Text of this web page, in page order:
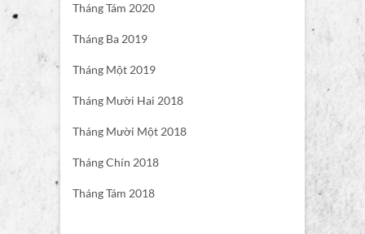
Tháng Tám 2020
Tháng Ba 2019
Tháng Một 2019
Tháng Mười Hai 2018
Tháng Mười Một 2018
Tháng Chín 2018
Tháng Tám 2018